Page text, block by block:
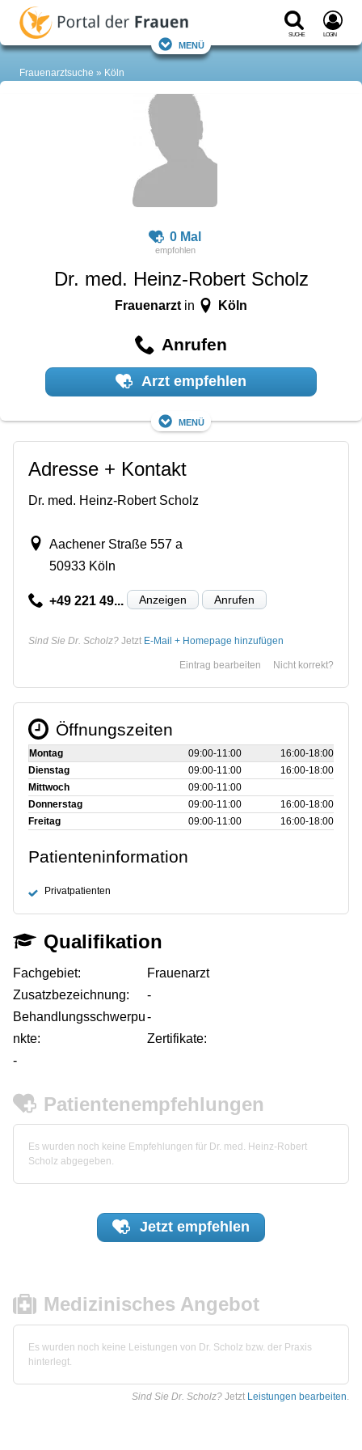
Suche Login
Menü
Frauenarztsuche Köln
0 Mal
Dr. med. Heinz-Robert Scholz
Frauenarztin Köln
Anrufen
Arzt empfehlen
Menü
Adresse + Kontakt
Dr. med. Heinz-Robert Scholz
Aachener Straße 557 a
50933 Köln
+49 221 49... Anzeigen Anrufen
Sind Sie Dr. Scholz? Jetzt E-Mail + Homepage hinzufügen
Nicht korrekt?
Eintrag bearbeiten
Öffnungszeiten
Montag 09:00‑11:00
16:00‑18:00
Dienstag
09:00‑11:00
16:00‑18:00
Mittwoch
09:00‑11:00
Donnerstag
09:00‑11:00
16:00‑18:00
Freitag
09:00‑11:00 16:00‑18:00
Patienteninformation
Privatpatienten
Qualifikation
Fachgebiet:
Frauenarzt
Zusatzbezeichnung:
-
Behandlungsschwerpu
nkte:
-
Zertifikate:
-
Patientenempfehlungen
Es wurden noch keine Empfehlungen für Dr. med. Heinz-Robert
Scholz abgegeben.
Jetzt empfehlen
Medizinisches Angebot
Es wurden noch keine Leistungen von Dr. Scholz bzw. der Praxis
hinterlegt.
Sind Sie Dr. Scholz? Jetzt Leistungen bearbeiten.